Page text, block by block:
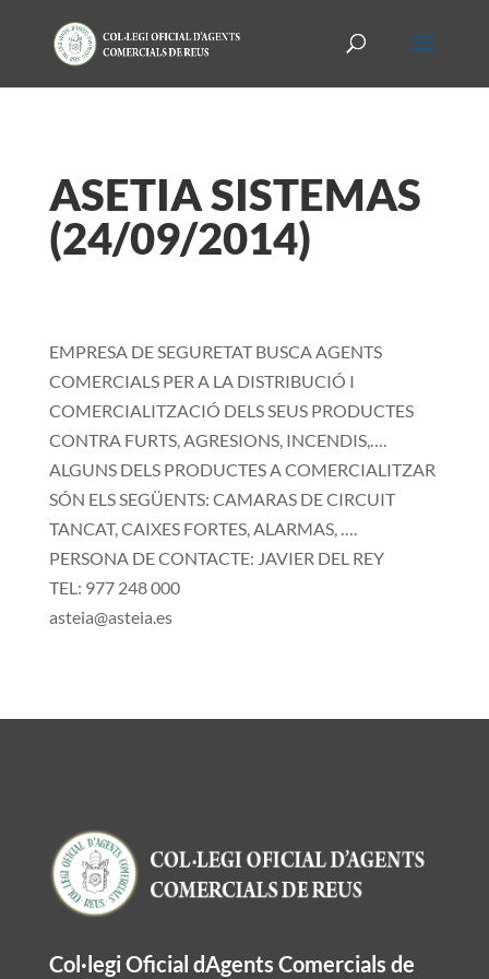
ASETIA SISTEMAS
(24/09/2014)
EMPRESA DE SEGURETAT BUSCA AGENTS
COMERCIALS PER A LA DISTRIBUCIÓ I
COMERCIALITZACIÓ DELS SEUS PRODUCTES
CONTRA FURTS, AGRESIONS, INCENDIS,….
ALGUNS DELS PRODUCTES A COMERCIALITZAR
SÓN ELS SEGÜENTS: CAMARAS DE CIRCUIT
TANCAT, CAIXES FORTES, ALARMAS, ….
PERSONA DE CONTACTE: JAVIER DEL REY
TEL: 977 248 000
asteia@asteia.es
Col·legi Oficial dAgents Comercials de